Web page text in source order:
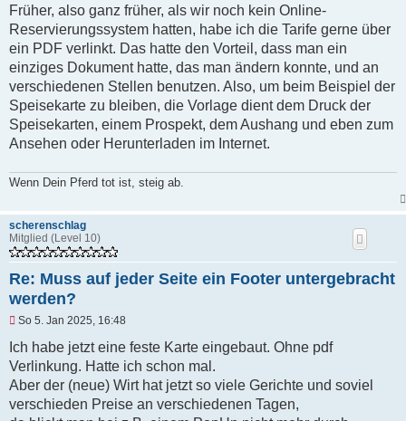
r
B
i
t
a
g
Früher, also ganz früher, als wir noch kein Online-
Reservierungssystem hatten, habe ich die Tarife gerne über
ein PDF verlinkt. Das hatte den Vorteil, dass man ein
einziges Dokument hatte, das man ändern konnte, und an
verschiedenen Stellen benutzen. Also, um beim Beispiel der
Speisekarte zu bleiben, die Vorlage dient dem Druck der
Speisekarten, einem Prospekt, dem Aushang und eben zum
Ansehen oder Herunterladen im Internet.
Wenn Dein Pferd tot ist, steig ab.
scherenschlag
Mitglied (Level 10)
Re: Muss auf jeder Seite ein Footer untergebracht
werden?
U
g
l
e
e
So 5. Jan 2025, 16:48
Ich habe jetzt eine feste Karte eingebaut. Ohne pdf
Verlinkung. Hatte ich schon mal.
Aber der (neue) Wirt hat jetzt so viele Gerichte und soviel
verschieden Preise an verschiedenen Tagen,